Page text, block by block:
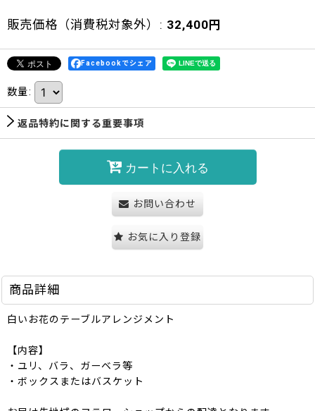
販売価格（消費税対象外） : 32,400 円
Facebookでシェア
数量:
返品特約に関する重要事項
カートに入れる
お問い合わせ
お気に入り登録
商品詳細
白いお花のテーブルアレンジメント
【内容】
・ユリ、バラ、ガーベラ等
・ボックスまたはバスケット